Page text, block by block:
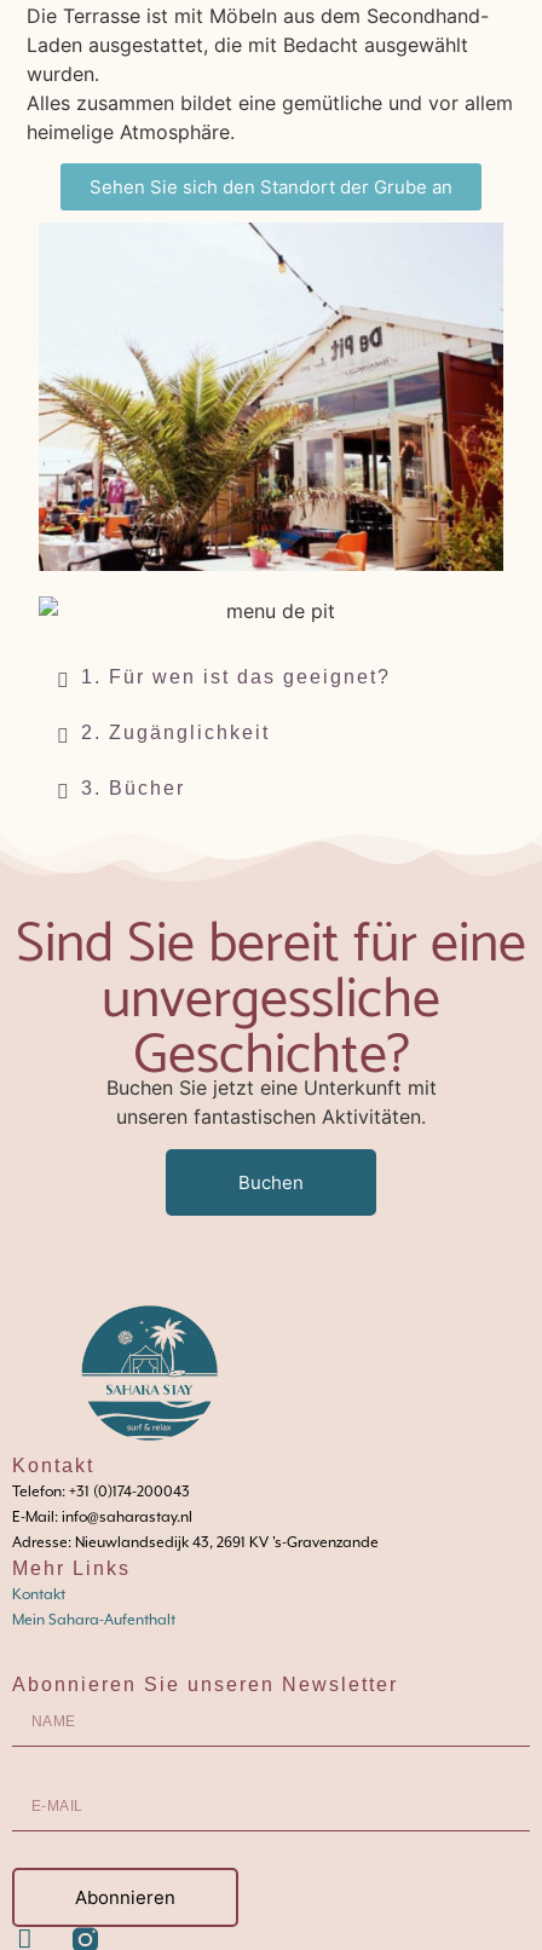
Die Terrasse ist mit Möbeln aus dem Secondhand-
Laden ausgestattet, die mit Bedacht ausgewählt
wurden.
Alles zusammen bildet eine gemütliche und vor allem
heimelige Atmosphäre.
Sehen Sie sich den Standort der Grube an
1. Für wen ist das geeignet?
2. Zugänglichkeit
3. Bücher
Sind Sie bereit für eine
unvergessliche
Geschichte?
Buchen Sie jetzt eine Unterkunft mit
unseren fantastischen Aktivitäten.
Buchen
Kontakt
Telefon: +31 (0)174-200043
E-Mail: info@saharastay.nl
Adresse: Nieuwlandsedijk 43, 2691 KV 's-Gravenzande
Mehr Links
Kontakt
Mein Sahara-Aufenthalt
Abonnieren Sie unseren Newsletter
Abonnieren